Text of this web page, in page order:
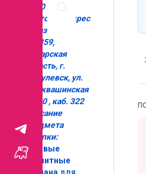
запроса
, д.40
Почтовый адрес
Заказчика:
445359,
Самарская
область, г.
Жигулевск, ул.
Морквашинская
, д. 40 , каб. 322
Описание
предмета
закупки:
Газовые
магнитные